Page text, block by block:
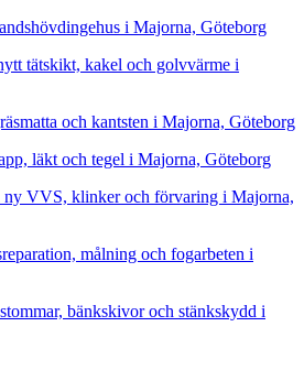
i Majorna, Göteborg
tätskikt, kakel och golvvärme i
och kantsten i Majorna, Göteborg
läkt och tegel i Majorna, Göteborg
ny VVS, klinker och förvaring i Majorna,
målning och fogarbeten i
bänkskivor och stänkskydd i